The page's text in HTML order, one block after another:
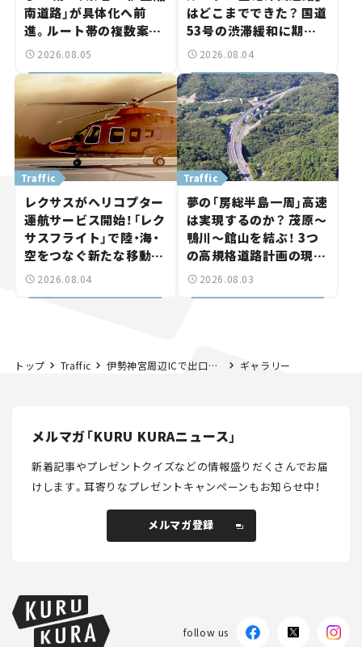
南道路」が具体化へ前
進。ルート帯の複数案検
討へ。熱海まで信号ゼロ
道路計画】
2026.08.05
はどこまでできた？ 国道
53号の渋滞緩和に期待。
岡山市側でも動きが【い
2026.08.04
レクサスがヘリコプター
運航サービス開始！「レク
サスフライト」で陸・海・
空をつなぐ新たな移動体
験とは
Traffic
2026.08.04
夢の「房総半島一周」高速
は実現するのか？ 茂原～
鴨川～館山を結ぶ！ 3つ
の高規格道路計画の現
状。「館山鴨川道路」で検
Traffic
2026.08.03
トップ Traffic 伊勢神宮周辺ICで出口封鎖！ 年末年始の参拝はシャトルバス利用を【2024初詣】 ギャラリー
メルマガ「KURU KURAニュース」
新着記事やプレゼントクイズなどの情報盛りだくさんでお届
けします。耳寄りなプレゼントキャンペーンもお知らせ中！
メルマガ登録
follow us